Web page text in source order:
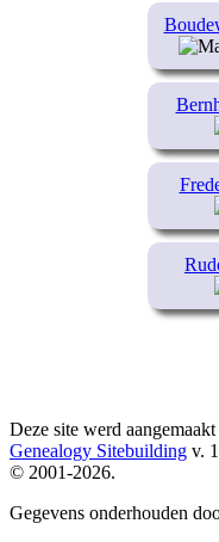
Deze site werd
Genealogy Sitebuilding v.
© 2001-2026.
Gegevens onderhouden